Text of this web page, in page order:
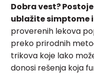
Dobra vest?
ublažite simptome
proverenih lekova
preko prirodnih
trikova koje lako
donosi rešenja koja